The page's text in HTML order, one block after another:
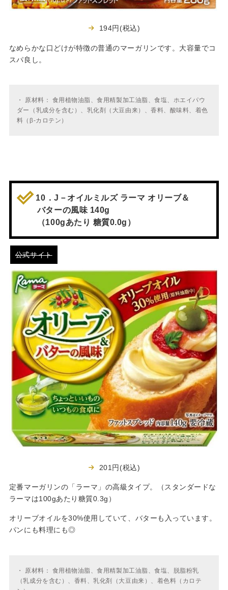
194円(税込)
なめらかな口どけが特徴の普通のマーガリンです。大容量でコ
スパ良し。
・
原材料： 食用植物油脂、食用精製加工油脂、食塩、ホエイパウ
ダー（乳成分を含む）、乳化剤（大豆由来）、香料、酸味料、着色
料（β-カロテン）
10．J－オイルミルズ ラーマ オリーブ＆
バターの風味 140g
（100gあたり 糖質0.0g）
公式サイト
201円(税込)
定番マーガリンの「ラーマ」の高級タイプ。（スタンダードな
ラーマは100gあたり糖質0.3g）
オリーブオイルを30%使用していて、バターも入っています。
パンにも料理にも◎
・
原材料： 食用植物油脂、食用精製加工油脂、食塩、脱脂粉乳
（乳成分を含む）、香料、乳化剤（大豆由来）、着色料（カロテ